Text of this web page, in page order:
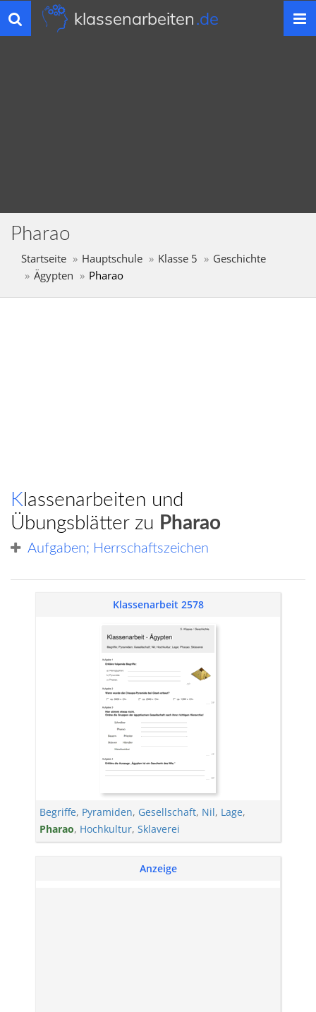
Toggle
navigation
klassenarbeiten.de
Pharao
Startseite Hauptschule Klasse 5
Geschichte
Ägypten
Pharao
Klassenarbeiten und
Übungsblätter zu Pharao
Aufgaben; Herrschaftszeichen
Klassenarbeit 2578
Begriffe, Pyramiden, Gesellschaft, Nil, Lage,
Pharao, Hochkultur, Sklaverei
Anzeige